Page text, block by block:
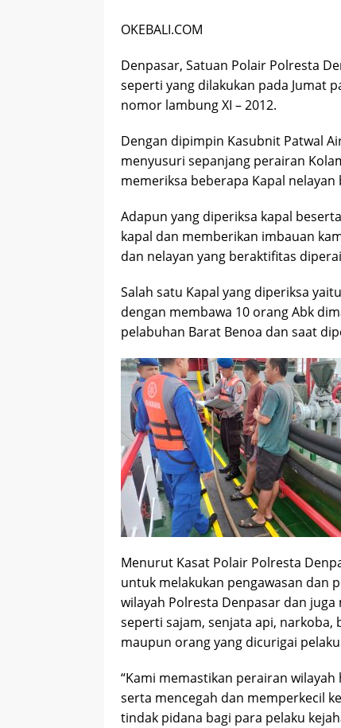
OKEBALI.COM
Denpasar, Satuan Polair Polresta
seperti yang dilakukan pada Jumat
nomor lambung XI – 2012.
Dengan dipimpin Kasubnit Patwal
menyusuri sepanjang perairan
memeriksa beberapa Kapal
Adapun yang diperiksa kapal
kapal dan memberikan imbauan
dan nelayan yang beraktifitas
Salah satu Kapal yang diperiksa
dengan membawa 10 orang Abk
pelabuhan Barat Benoa dan saat
Menurut Kasat Polair Polresta
untuk melakukan pengawasan dan
wilayah Polresta Denpasar dan
seperti sajam, senjata api, narkoba,
maupun orang yang dicurigai
“Kami memastikan perairan
serta mencegah dan memperkecil
tindak pidana bagi para pelaku